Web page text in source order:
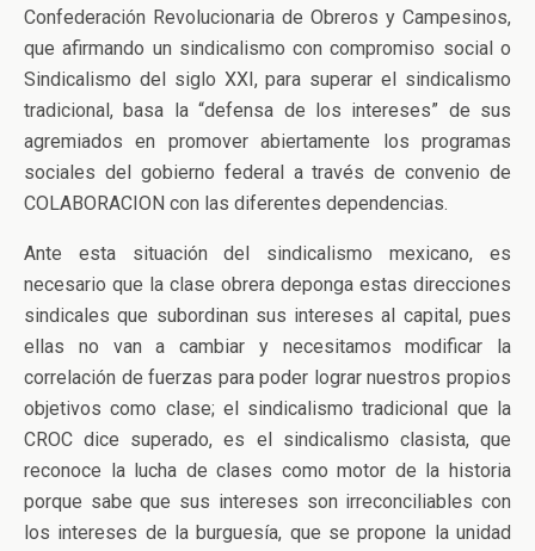
Confederación Revolucionaria de Obreros y Campesinos,
que afirmando un sindicalismo con compromiso social o
Sindicalismo del siglo XXI, para superar el sindicalismo
tradicional, basa la “defensa de los intereses” de sus
agremiados en promover abiertamente los programas
sociales del gobierno federal a través de convenio de
COLABORACION con las diferentes dependencias.
Ante esta situación del sindicalismo mexicano, es
necesario que la clase obrera deponga estas direcciones
sindicales que subordinan sus intereses al capital, pues
ellas no van a cambiar y necesitamos modificar la
correlación de fuerzas para poder lograr nuestros propios
objetivos como clase; el sindicalismo tradicional que la
CROC dice superado, es el sindicalismo clasista, que
reconoce la lucha de clases como motor de la historia
porque sabe que sus intereses son irreconciliables con
los intereses de la burguesía, que se propone la unidad